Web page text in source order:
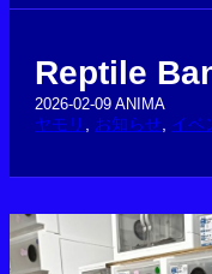
Reptile
2026-02-09 ANIMA
ヤモリ お知らせ イベ